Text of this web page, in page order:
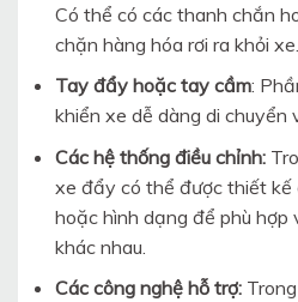
Có thể có các thanh chắn
chặn hàng hóa rơi ra khỏi xe.
Tay đẩy hoặc tay cầm:
khiển xe dễ dàng di chuyển
Các hệ thống điều chỉnh:
xe đẩy có thể được thiết kế
hoặc hình dạng để phù hợp
khác nhau.
Các công nghệ hỗ trợ:Trong